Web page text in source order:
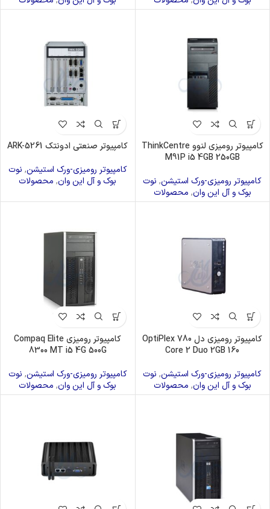
کامپیوتر رومیزی لنوو ThinkCentre
M91P i5 4GB 250GB
کامپیوتر رومیزی-ورک استیشن, نوت
بوک و آل این وان, محصولات
کامپیوتر صنعتی ادونتک ARK-5261
کامپیوتر رومیزی-ورک استیشن, نوت
بوک و آل این وان, محصولات
کامپیوتر رومیزی دل OptiPlex 780
Core 2 Duo 2GB 160
کامپیوتر رومیزی-ورک استیشن, نوت
بوک و آل این وان, محصولات
کامپیوتر رومیزی Compaq Elite
8300 MT i5 4G 500G
کامپیوتر رومیزی-ورک استیشن, نوت
بوک و آل این وان, محصولات